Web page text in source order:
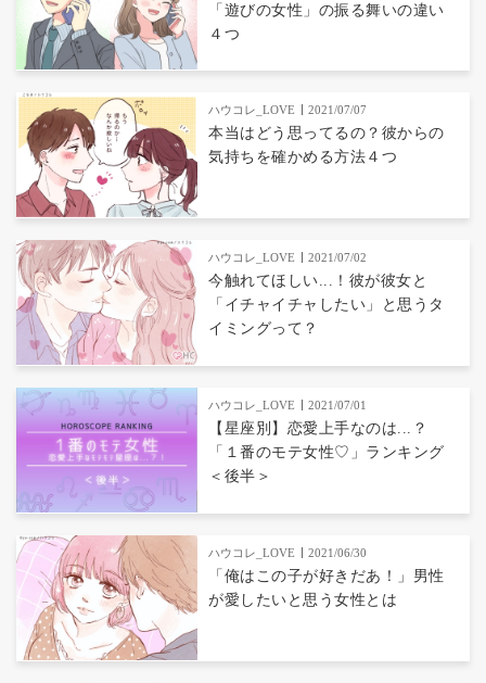
「遊びの女性」の振る舞いの違い
４つ
ハウコレ_LOVE 2021/07/07
本当はどう思ってるの？彼からの
気持ちを確かめる方法４つ
ハウコレ_LOVE 2021/07/02
今触れてほしい...！彼が彼女と
「イチャイチャしたい」と思うタ
イミングって？
ハウコレ_LOVE 2021/07/01
【星座別】恋愛上手なのは...？
「１番のモテ女性♡」ランキング
＜後半＞
ハウコレ_LOVE 2021/06/30
「俺はこの子が好きだあ！」男性
が愛したいと思う女性とは